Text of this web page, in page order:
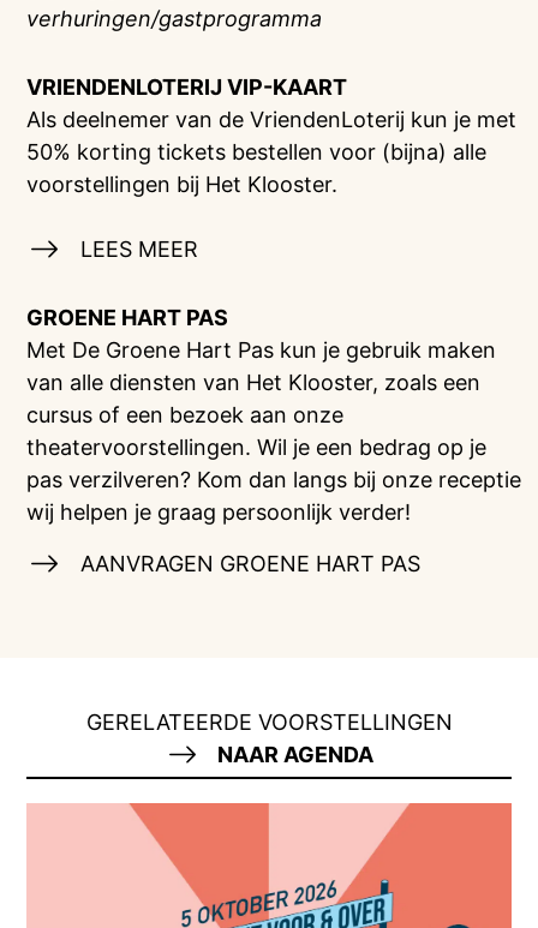
verhuringen/gastprogramma
VRIENDENLOTERIJVIP-KAART
Als deelnemer van de VriendenLoterij kun je met
50% korting tickets bestellen voor (bijna) alle
voorstellingen bij Het Klooster.
LEES MEER
GROENE HART PAS
Met De Groene Hart Pas kun je gebruik maken
van alle diensten van Het Klooster, zoals een
cursus of een bezoek aan onze
theatervoorstellingen. Wil je een bedrag op je
pas verzilveren? Kom dan langs bij onze receptie
wij helpen je graag persoonlijk verder!
AANVRAGEN GROENE HART PAS
GERELATEERDE VOORSTELLINGEN
NAAR AGENDA